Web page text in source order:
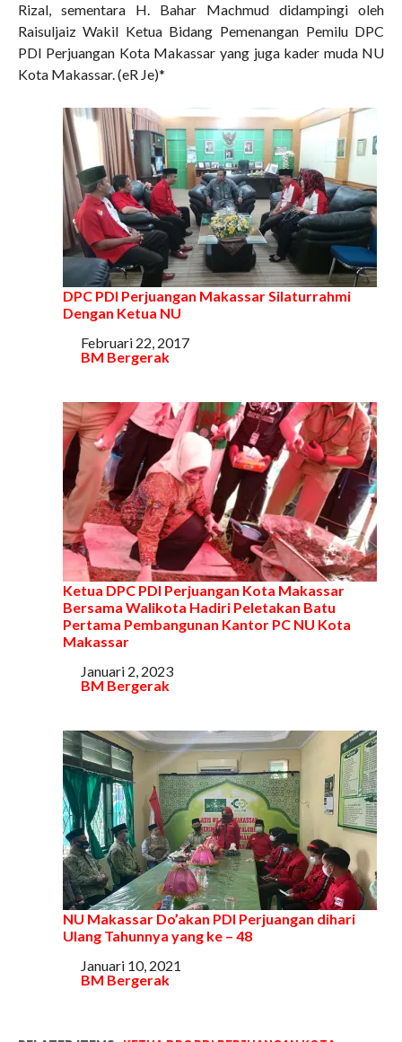
Rizal, sementara H. Bahar Machmud didampingi oleh
Raisuljaiz Wakil Ketua Bidang Pemenangan Pemilu DPC
PDI Perjuangan Kota Makassar yang juga kader muda NU
Kota Makassar. (eR Je)*
DPC PDI Perjuangan Makassar Silaturrahmi
Dengan Ketua NU
Tanggal
Februari 22, 2017
Sehubungan dengan
BM Bergerak
Ketua DPC PDI Perjuangan Kota Makassar
Bersama Walikota Hadiri Peletakan Batu
Pertama Pembangunan Kantor PC NU Kota
Makassar
Tanggal
Januari 2, 2023
Sehubungan dengan
BM Bergerak
NU Makassar Do’akan PDI Perjuangan dihari
Ulang Tahunnya yang ke – 48
Tanggal
Januari 10, 2021
Sehubungan dengan
BM Bergerak